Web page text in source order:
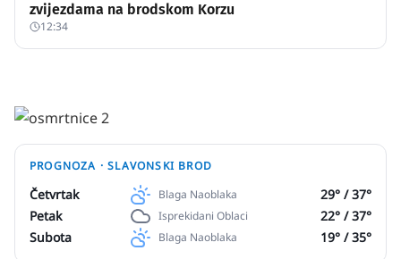
zvijezdama na brodskom Korzu
12:34
PROGNOZA ·SLAVONSKI BROD
Četvrtak Blaga Naoblaka 29° /37°
Petak
Isprekidani Oblaci 22° /37°
Subota
Blaga Naoblaka 19° /35°